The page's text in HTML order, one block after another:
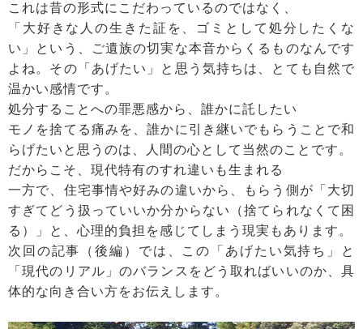
これは昔の形式にこだわっているのではなく、
「大好きな人の生きた証を、ゴミとして処分したくな
い」という、ご遺族の切実な本音からくるものなんです
よね。その「あげたい」と思う気持ちは、とても自然で
温かい感情です。
処分することへの罪悪感から、誰かに託したい
モノを捨てる痛みを、誰かに引き継いでもらうことで和
らげたいと思うのは、人間の心として当然のことです。
だからこそ、現代特有のすれ違いも生まれる
一方で、住宅事情や好みの違いから、もらう側が「大切
すぎてどう扱っていいか分からない（捨てられなくて困
る）」と、心理的負担を感じてしまう現実もあります。
次回の記事（後編）では、この「あげたい気持ち」と
「現代のリアル」のバランスをどう取ればいいのか、具
体的な向き合い方をお伝えします。